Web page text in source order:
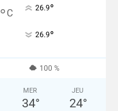
°C 26.9°
26.9°
100 %
MER
34°
JEU
24°